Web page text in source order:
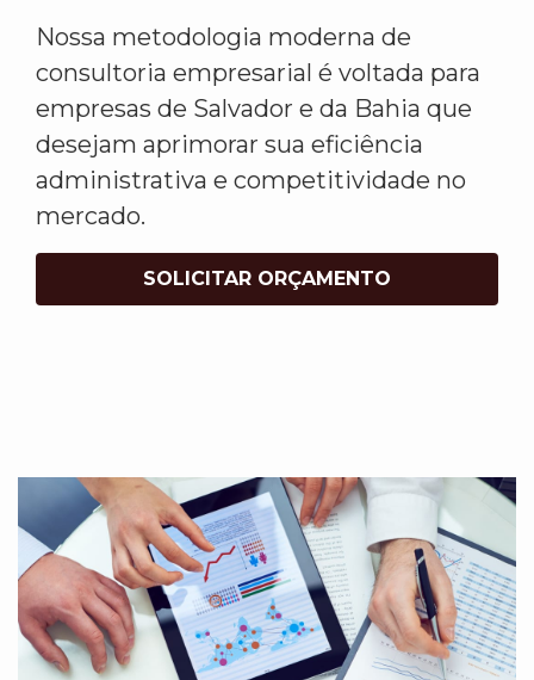
Nossa metodologia moderna de
consultoria empresarial é voltada para
empresas de Salvador e da Bahia que
desejam aprimorar sua eficiência
administrativa e competitividade no
mercado.
SOLICITAR ORÇAMENTO